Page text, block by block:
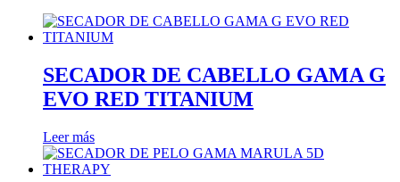
SECADOR DE CABELLO GAMA G
EVO RED TITANIUM
Leer más